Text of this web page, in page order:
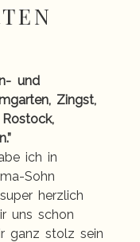
und
Zingst,
ich in
Sohn
herzlich
uns schon
ganz stolz sein